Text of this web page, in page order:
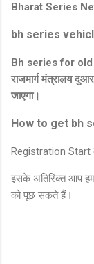
Bharat Series
bh series
Bh series for
राजमार्ग मंत्रालय
जाएगा।
How to get bh
Registration Start
इसके अतिरिक्त आप
को पूछ सकते हैं।